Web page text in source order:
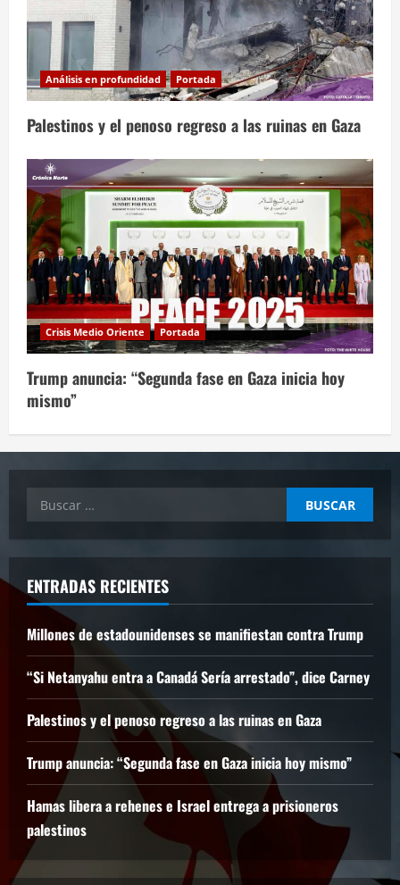
Análisis en profundidad Portada
Palestinos y el penoso regreso a las ruinas en Gaza
Crisis Medio Oriente Portada
Trump anuncia: “Segunda fase en Gaza inicia hoy
mismo”
Buscar:
ENTRADAS RECIENTES
Millones de estadounidenses se manifiestan contra Trump
“Si Netanyahu entra a Canadá Sería arrestado”, dice Carney
Palestinos y el penoso regreso a las ruinas en Gaza
Trump anuncia: “Segunda fase en Gaza inicia hoy mismo”
Hamas libera a rehenes e Israel entrega a prisioneros
palestinos